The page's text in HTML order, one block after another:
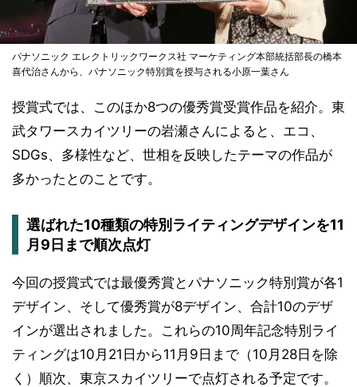
パナソニック エレクトリックワークス社 マーケティング本部統括部長の橋本
喜代治さんから、パナソニック特別賞を授与される小原一葉さん
授賞式では、このほか8つの優秀賞受賞作品を紹介。東
武タワースカイツリーの岩瀬さんによると、エコ、
SDGs、多様性など、世相を反映したテーマの作品が
多かったとのことです。
選ばれた10種類の特別ライティングデザインを11
月9日まで順次点灯
今回の授賞式では最優秀賞とパナソニック特別賞が各1
デザイン、そして優秀賞が8デザイン、合計10のデザ
インが選出されました。これらの10周年記念特別ライ
ティングは10月21日から11月9日まで（10月28日を除
く）順次、東京スカイツリーで点灯される予定です。